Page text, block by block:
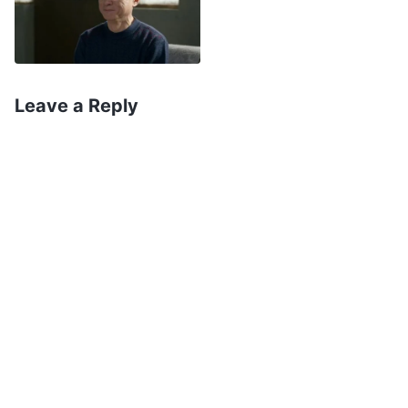
dano que a enfermidade lhe traz, as várias
inconveniências e dificuldades que ela lhe
o faz ter — Seu propósito não é que você
Leave a Reply